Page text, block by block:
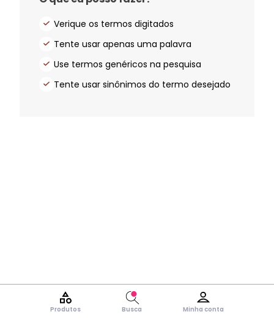
Produtos Busca Minha conta
Verique os termos digitados
Tente usar apenas uma palavra
Use termos genéricos na pesquisa
Tente usar sinônimos do termo desejado